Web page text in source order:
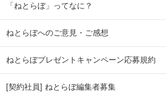
「ねとらぼ」ってなに？
ねとらぼへのご意見・ご感想
ねとらぼプレゼントキャンペーン応募規約
[契約社員] ねとらぼ編集者募集